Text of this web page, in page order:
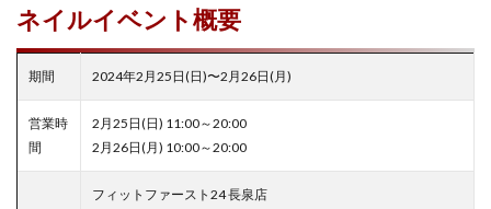
ネイルイベント概要
期間 2024年2月25日(日)〜2月26日(月)
営業時
間
2月25日(日) 11:00～20:00
2月26日(月) 10:00～20:00
フィットファースト24 長泉店